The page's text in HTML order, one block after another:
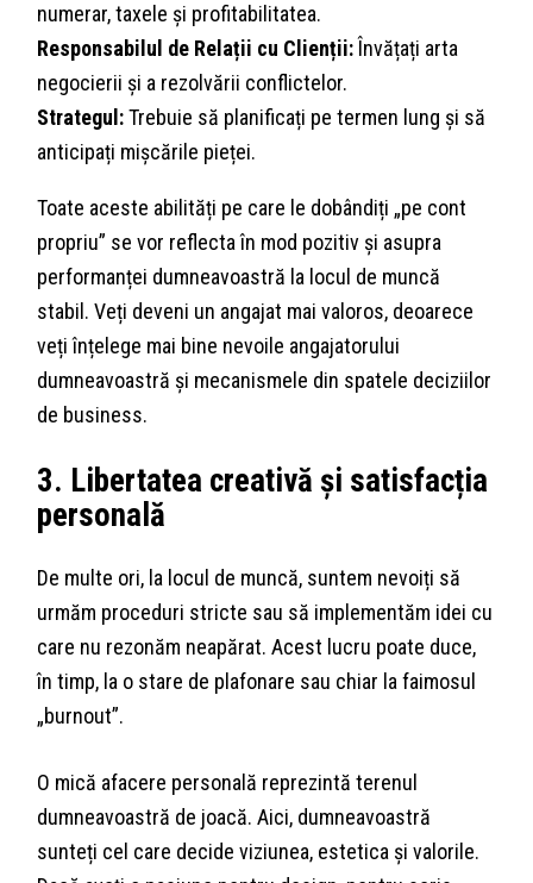
numerar, taxele și profitabilitatea.
Responsabilul de Relații cu Clienții: Învățați arta
negocierii și a rezolvării conflictelor.
Strategul:Trebuie să planificați pe termen lung și să
anticipați mișcările pieței.
Toate aceste abilități pe care le dobândiți „pe cont
propriu” se vor reflecta în mod pozitiv și asupra
performanței dumneavoastră la locul de muncă
stabil. Veți deveni un angajat mai valoros, deoarece
veți înțelege mai bine nevoile angajatorului
dumneavoastră și mecanismele din spatele deciziilor
de business.
3. Libertatea creativă și satisfacția
personală
De multe ori, la locul de muncă, suntem nevoiți să
urmăm proceduri stricte sau să implementăm idei cu
care nu rezonăm neapărat. Acest lucru poate duce,
în timp, la o stare de plafonare sau chiar la faimosul
„burnout”.
O mică afacere personală reprezintă terenul
dumneavoastră de joacă. Aici, dumneavoastră
sunteți cel care decide viziunea, estetica și valorile.